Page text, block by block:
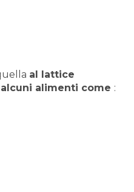
al lattice
alimenti come :